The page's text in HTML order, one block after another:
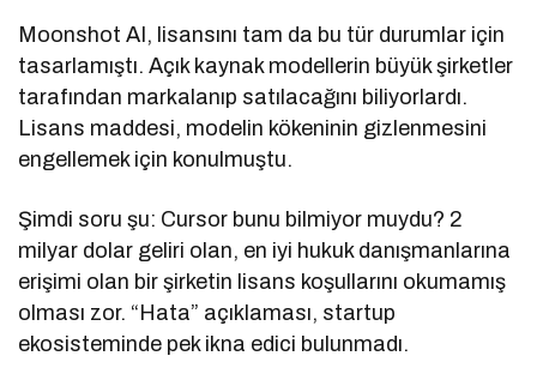
Moonshot AI, lisansını tam da bu tür durumlar için
tasarlamıştı. Açık kaynak modellerin büyük şirketler
tarafından markalanıp satılacağını biliyorlardı.
Lisans maddesi, modelin kökeninin gizlenmesini
engellemek için konulmuştu.
Şimdi soru şu: Cursor bunu bilmiyor muydu? 2
milyar dolar geliri olan, en iyi hukuk danışmanlarına
erişimi olan bir şirketin lisans koşullarını okumamış
olması zor. “Hata” açıklaması, startup
ekosisteminde pek ikna edici bulunmadı.